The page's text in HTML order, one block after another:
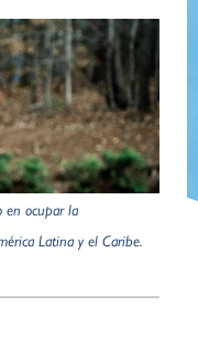
en ocupar la
Latina y el Caribe.